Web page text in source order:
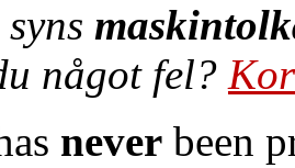
något fel?
never been